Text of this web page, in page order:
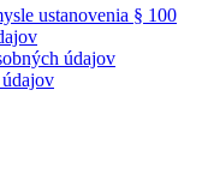
ustanovenia § 100
údajov
údajov